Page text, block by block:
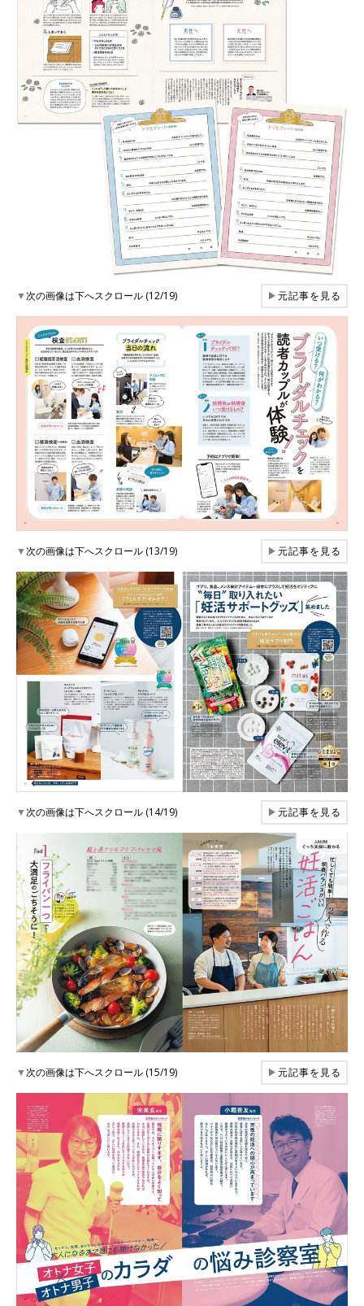
▼次の画像は下へスクロール (12/19) ▶元記事を見る
▼次の画像は下へスクロール (13/19) ▶元記事を見る
▼次の画像は下へスクロール (14/19) ▶元記事を見る
▼次の画像は下へスクロール (15/19) ▶元記事を見る